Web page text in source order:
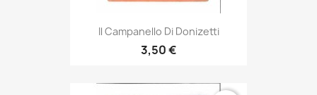
Il Campanello Di Donizetti
3,50 €